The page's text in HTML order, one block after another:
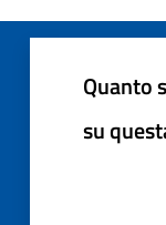
Quanto
su